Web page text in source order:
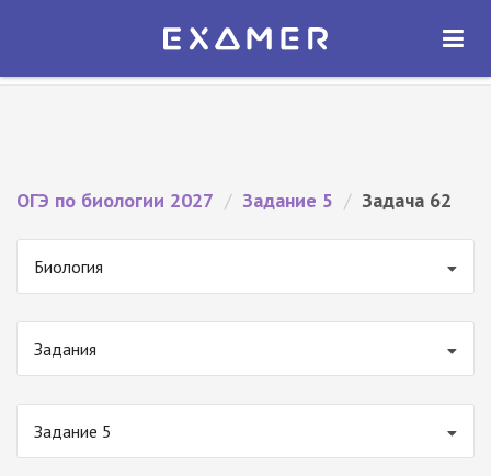
Экзамер — ЕГЭ 2027
ОТКРЫТЬ
ОГЭ по биологии 2027 / Задание 5 / Задача 62
Биология
Задания
Задание 5